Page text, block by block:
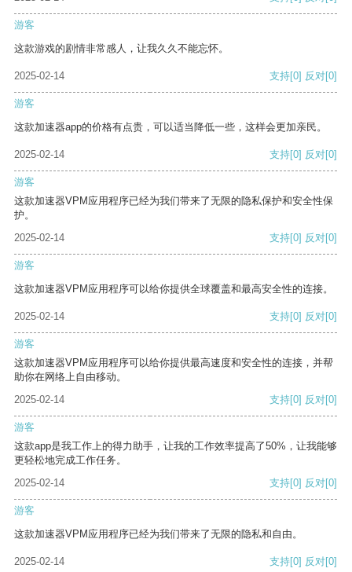
游客
这款游戏的剧情非常感人，让我久久不能忘怀。
2025-02-14 支持[0] 反对[0]
游客
这款加速器app的价格有点贵，可以适当降低一些，这样会更加亲民。
2025-02-14 支持[0] 反对[0]
游客
这款加速器VPM应用程序已经为我们带来了无限的隐私保护和安全性保
护。
2025-02-14
支持[0] 反对[0]
游客
这款加速器VPM应用程序可以给你提供全球覆盖和最高安全性的连接。
2025-02-14 支持[0] 反对[0]
游客
这款加速器VPM应用程序可以给你提供最高速度和安全性的连接，并帮
助你在网络上自由移动。
2025-02-14
支持[0] 反对[0]
游客
这款app是我工作上的得力助手，让我的工作效率提高了50%，让我能够
更轻松地完成工作任务。
2025-02-14
支持[0] 反对[0]
游客
这款加速器VPM应用程序已经为我们带来了无限的隐私和自由。
2025-02-14 支持[0] 反对[0]